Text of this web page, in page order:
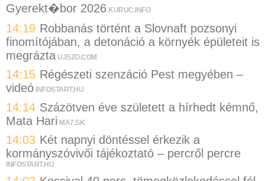
Gyerekt�bor 2026 KURUC.INFO
14:19 Robbanás történt a Slovnaft pozsonyi
finomítójában, a detonáció a környék épületeit is
megrázta UJSZO.COM
14:15 Régészeti szenzáció Pest megyében –
videó INFOSTART.HU
14:14 Százötven éve született a hírhedt kémnő,
Mata Hari MA7.SK
14:03 Két napnyi döntéssel érkezik a
kormányszóvivői tájékoztató – percről percre
INFOSTART.HU